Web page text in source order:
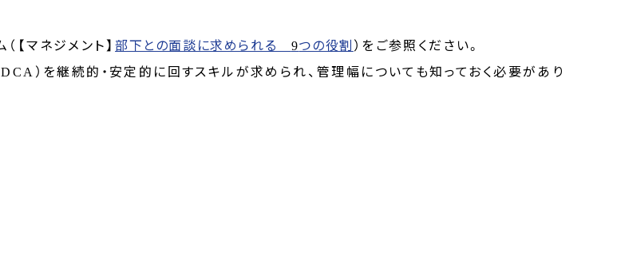
【マネジメント】部下との面談に求められる 9つの役割 ）をご参照ください。
）を継続的・安定的に回すスキルが求められ、管理幅についても知っておく必要があり